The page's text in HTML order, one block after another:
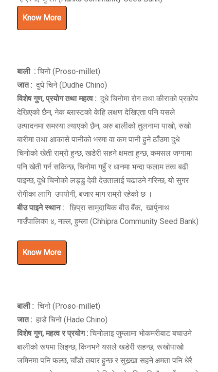
Know More
बाली: चिनो (Proso-millet)
जात : दुधे चिने (Dudhe Chino)
विशेष गुण,प्रयोग तथा महत्व : दुधे चिनोमा रोग तथा कीराको प्रकोप
देखिएको छैन, नेक ब्लास्टको केहि लक्षण देखिएता पनि यसले
उत्पादनमा समस्या ल्याएको छैन, अरु बालीको तुलनामा पाखो, रुखो
बारीमा तथा आकासे पानीको भरमा वा कम पानी हुने ठाँउमा दुधे
चिनोको खेती राम्रो हुन्छ, खडेरी सहने क्षमता हुन्छ, कमसल जग्गामा
पनि खेती गर्न सकिन्छ, चिनोमा गहुँ र धानमा भन्दा फलाम तत्व बढी
पाइन्छ, दुधे चिनोको लड्डु देवी देउतालाई चढाउने गरिन्छ, यो सुगर
रोगीका लागि उपयोगी, बजार माग राम्रो रहेको छ ।
बीउ पाइने स्थान : छिप्रा सामुदायिक बीउ बैंक, खार्पुनाथ
गाउँपालिका ४, नल्ल, हुम्ला (Chhipra Community Seed Bank)
Know More
बाली : चिनो (Proso-millet)
जात : हाडे चिनो (Hade Chino)
विशेष गुण,महत्व र प्रयोग : चिनोलाइ जुम्लामा भोकमरीबाट बचाउने
बालीको रूपमा लिइन्छ, किनभने यसले खडेरी सहन्छ, रूखोपाखो
जमिनमा पनि फल्छ, चाँडो तयार हुन्छ र सुख्र्खा सहने क्षमता पनि धेरै